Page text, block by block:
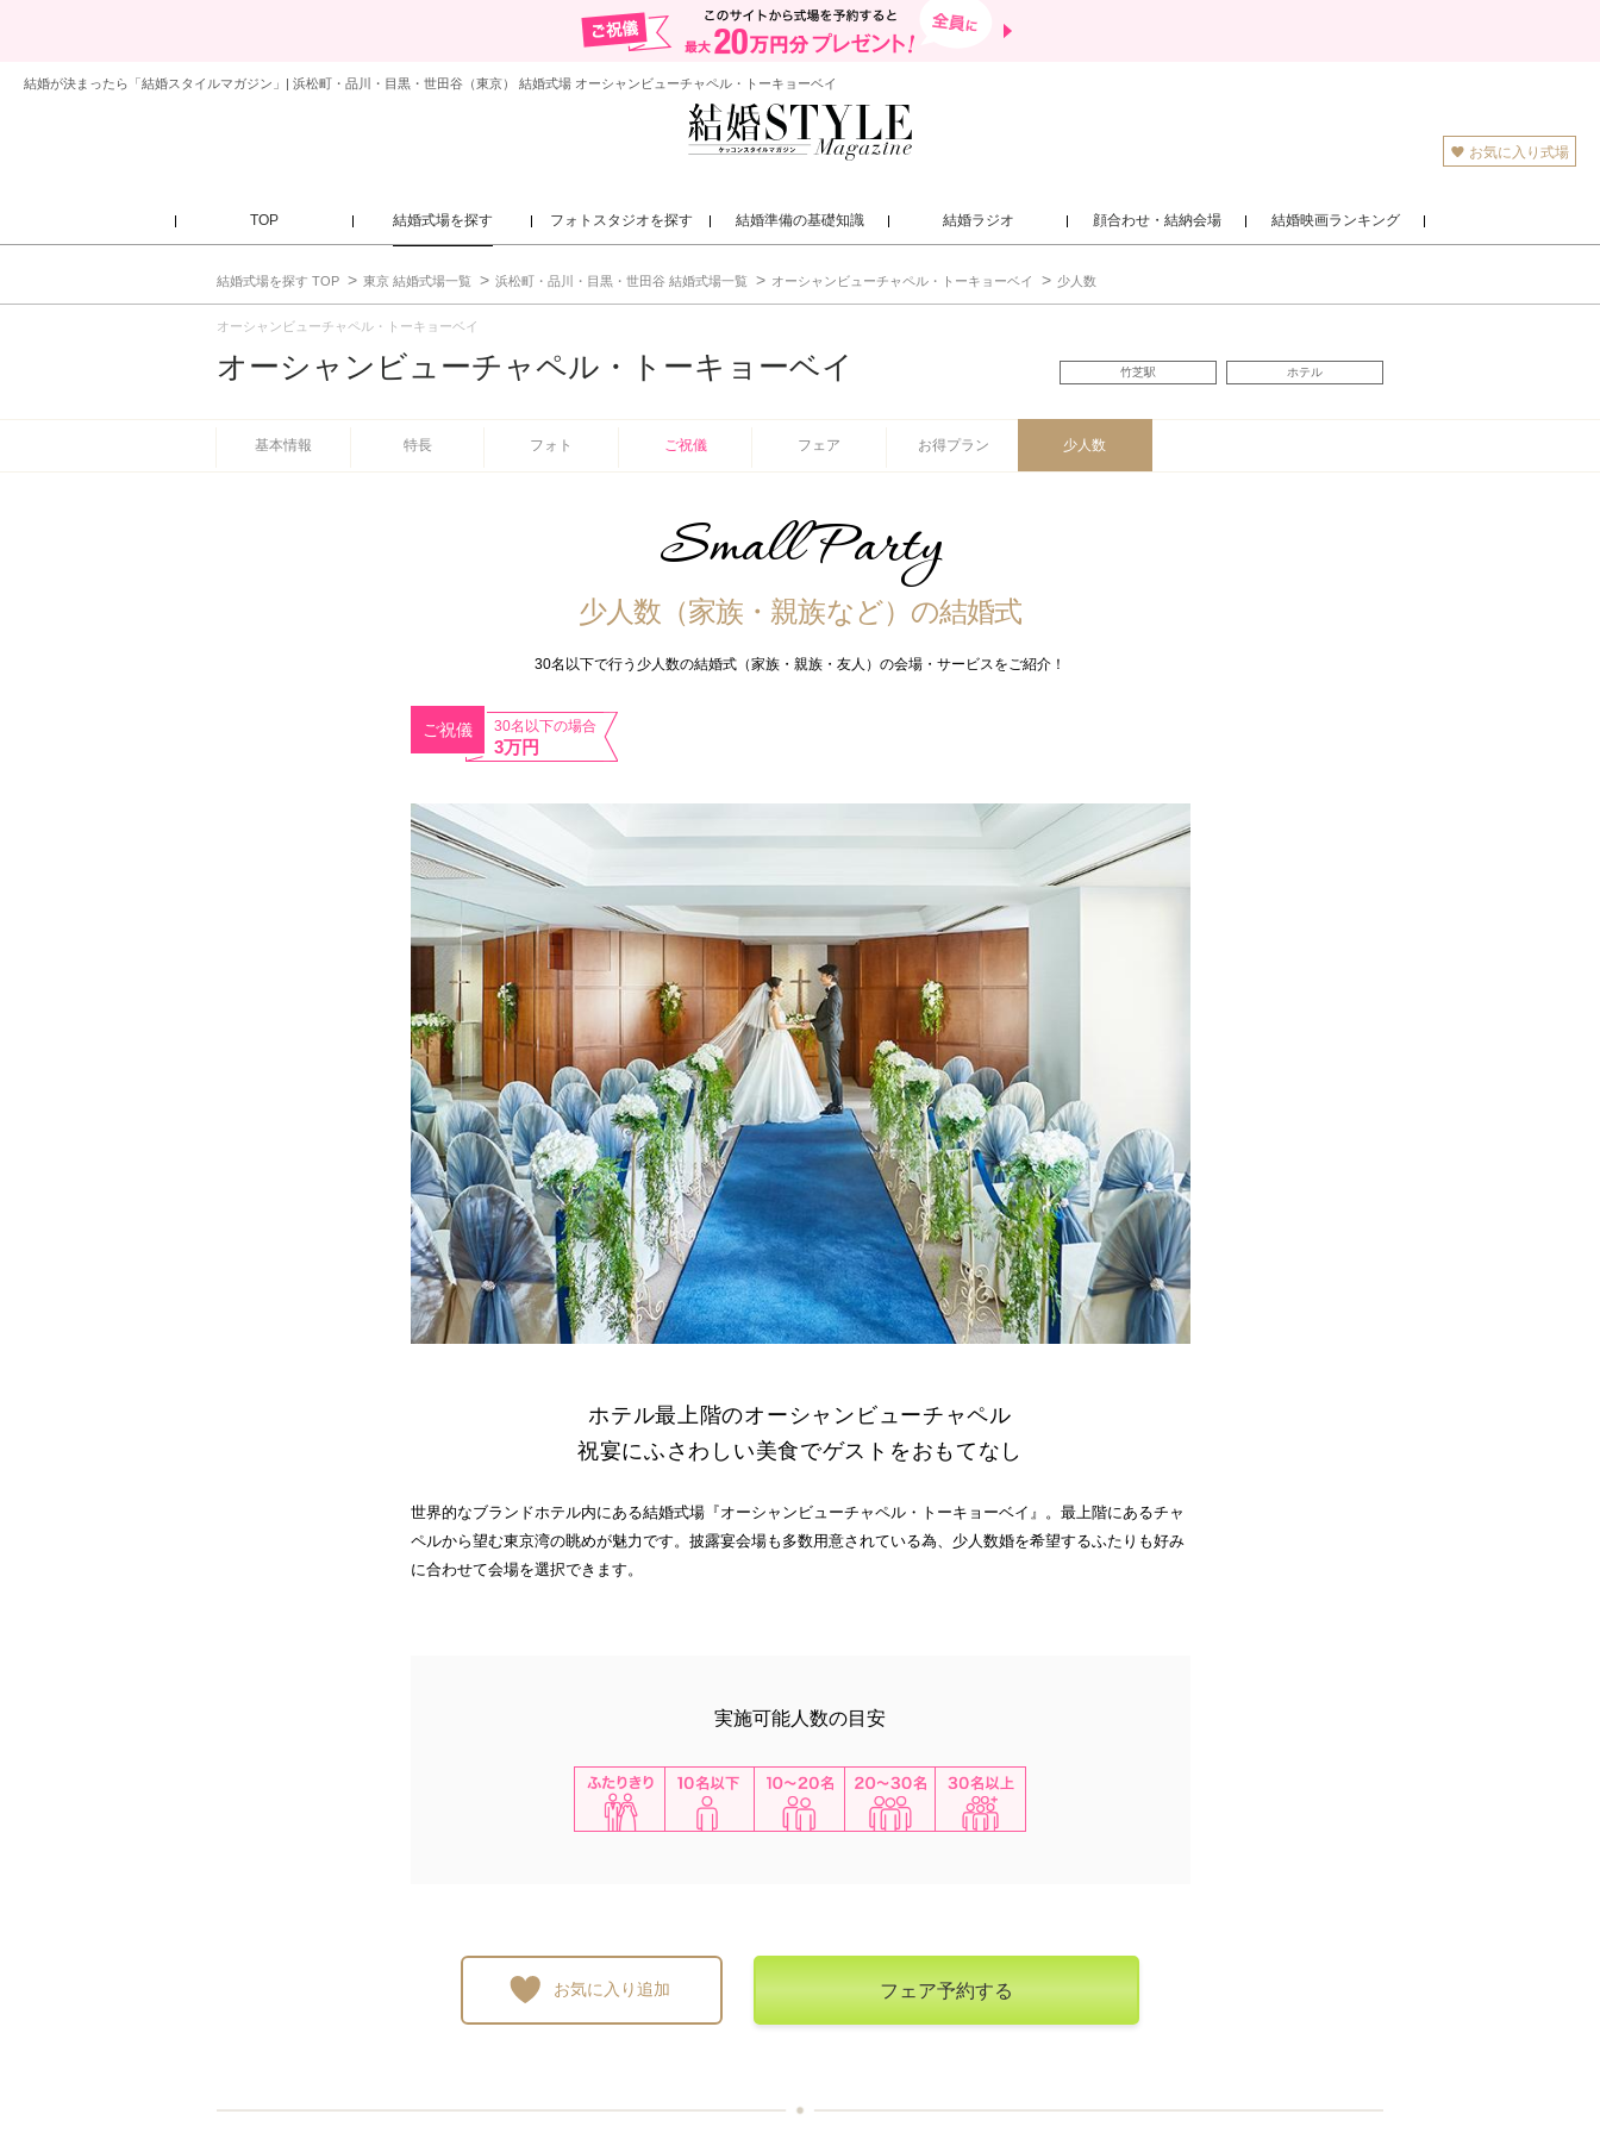
結婚が決まったら「結婚スタイルマガジン」| 浜松町・品川・目黒・世田谷（東京） 結婚式場 オーシャンビューチャペル・トーキョーベイ
お気に入り式場
TOP 結婚式場を探す フォトスタジオを探す 結婚準備の基礎知識 結婚ラジオ 顔合わせ・結納会場 結婚映画ランキング
結婚式場を探す TOP 東京 結婚式場一覧 浜松町・品川・目黒・世田谷 結婚式場一覧 オーシャンビューチャペル・トーキョーベイ 少人数
オーシャンビューチャペル・トーキョーベイ
オーシャンビューチャペル・トーキョーベイ 竹芝駅 ホテル
基本情報 特長 フォト ご祝儀 フェア お得プラン 少人数
Small Party
少人数（家族・親族など）の結婚式
30名以下で行う少人数の結婚式（家族・親族・友人）の会場・サービスをご紹介！
ご祝儀 30名以下の場合
3万円
ホテル最上階のオーシャンビューチャペル
祝宴にふさわしい美食でゲストをおもてなし
世界的なブランドホテル内にある結婚式場『オーシャンビューチャペル・トーキョーベイ』。最上階にあるチャ
ペルから望む東京湾の眺めが魅力です。披露宴会場も多数用意されている為、少人数婚を希望するふたりも好み
に合わせて会場を選択できます。
実施可能人数の目安
お気に入り追加 フェア予約する